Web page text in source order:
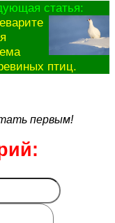
статья:
птиц.
первым!